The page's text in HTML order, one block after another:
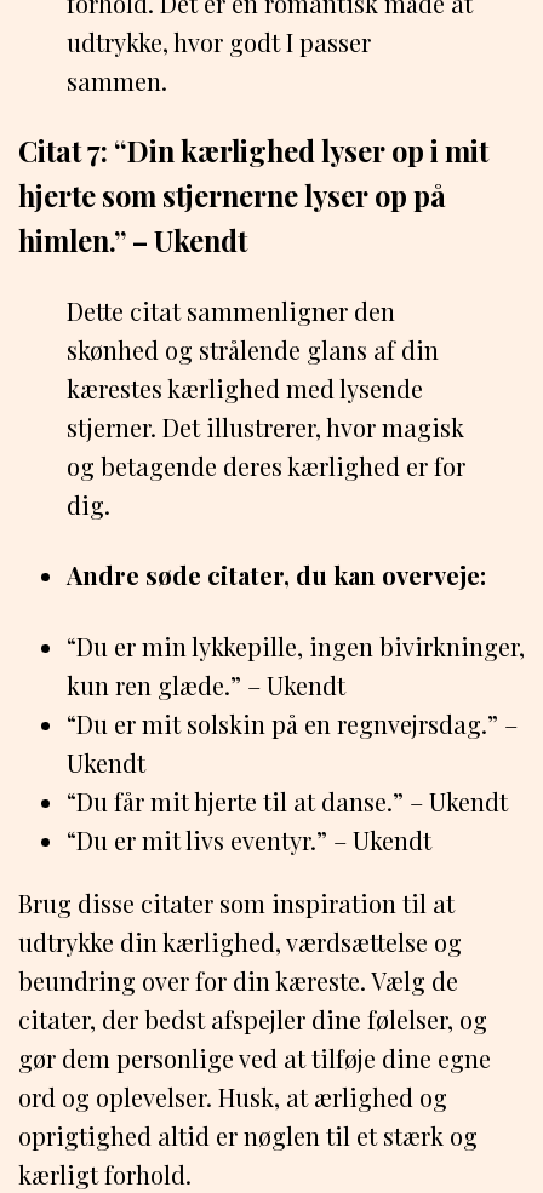
udtrykke, hvor godt I passer
sammen.
Citat 7: “Din kærlighed lyser op i mit
hjerte som stjernerne lyser op på
himlen.” – Ukendt
Dette citat sammenligner den
skønhed og strålende glans af din
kærestes kærlighed med lysende
stjerner. Det illustrerer, hvor magisk
og betagende deres kærlighed er for
dig.
Andre søde citater, du kan overveje:
“Du er min lykkepille, ingen bivirkninger,
kun ren glæde.” – Ukendt
“Du er mit solskin på en regnvejrsdag.” –
Ukendt
“Du får mit hjerte til at danse.” – Ukendt
“Du er mit livs eventyr.” – Ukendt
Brug disse citater som inspiration til at
udtrykke din kærlighed, værdsættelse og
beundring over for din kæreste. Vælg de
citater, der bedst afspejler dine følelser, og
gør dem personlige ved at tilføje dine egne
ord og oplevelser. Husk, at ærlighed og
oprigtighed altid er nøglen til et stærk og
kærligt forhold.